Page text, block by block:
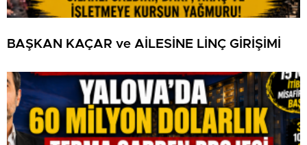
BAŞKAN KAÇAR ve AİLESİNE LİNÇ GİRİŞİMİ